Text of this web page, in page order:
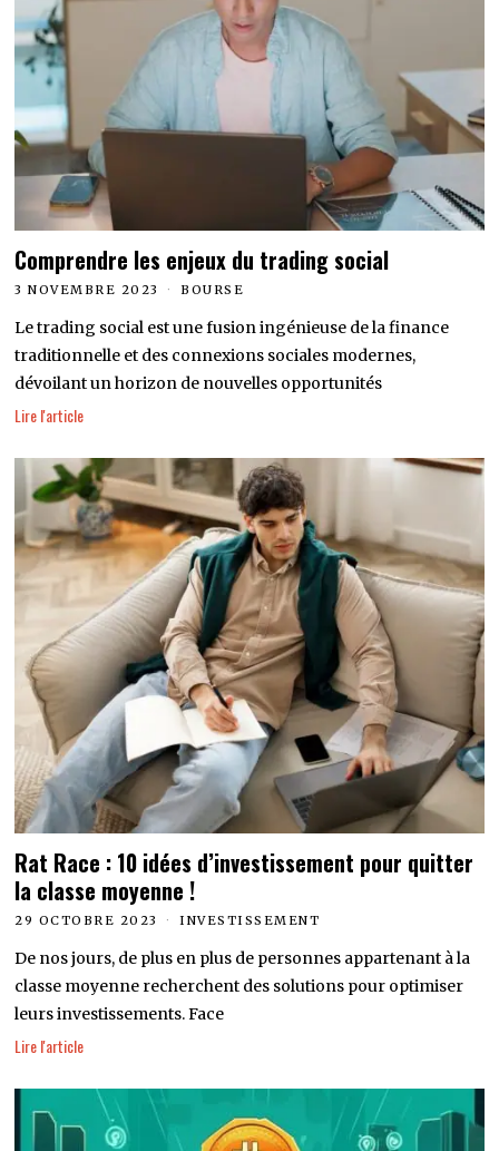
Comprendre les enjeux du trading social
3 NOVEMBRE 2023 BOURSE
Le trading social est une fusion ingénieuse de la finance
traditionnelle et des connexions sociales modernes,
dévoilant un horizon de nouvelles opportunités
Lire l'article
Rat Race : 10 idées d’investissement pour quitter
la classe moyenne !
29 OCTOBRE 2023 INVESTISSEMENT
De nos jours, de plus en plus de personnes appartenant à la
classe moyenne recherchent des solutions pour optimiser
leurs investissements. Face
Lire l'article